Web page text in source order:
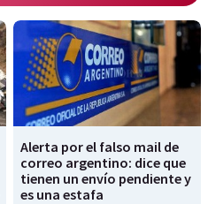
Alerta por el falso mail de
correo argentino: dice que
tienen un envío pendiente y
es una estafa